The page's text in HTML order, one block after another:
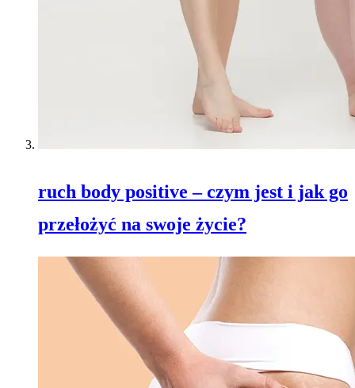
ruch body positive – czym jest i jak go
przełożyć na swoje życie?